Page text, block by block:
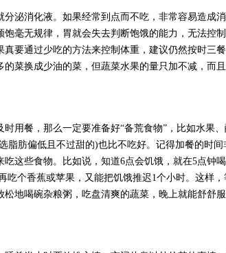
泌消化液。如果经常到点而不吃，非常容易造成
饱毫无规律，胃就会失去判断饱饿的能力，无法控
要通过少吃的方法来控制体重，建议仍然按时三
菜换成少油的菜，但蔬菜水果的量只加不减，而
餐，那么一定要准备好“备荒食物”，比如水果、
脂肪偏低且不过甜的)也比不吃好。记得加餐的时间
这些食物。比如说，知道6点会饥饿，就在5点钟喝
吃个香蕉或苹果，又能把饥饿推迟1个小时。这样
地喝碗杂粮粥，吃盘清爽的蔬菜，晚上就能舒舒